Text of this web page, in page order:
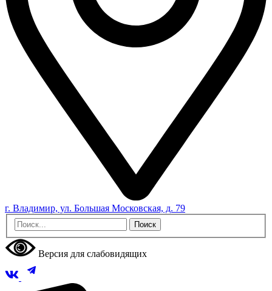
г. Владимир, ул. Большая Московская, д. 79
Версия для слабовидящих